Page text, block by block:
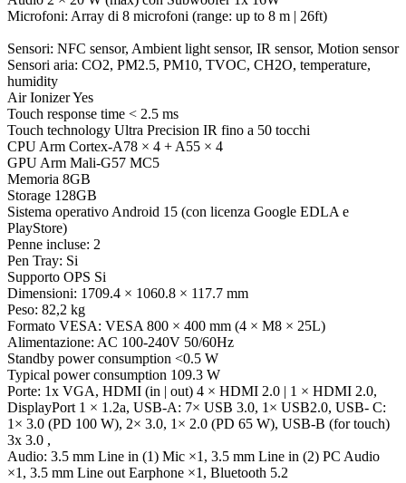
Microfoni: Array di 8 microfoni (range: up to 8 m | 26ft)
Sensori: NFC sensor, Ambient light sensor, IR sensor, Motion sensor
Sensori aria: CO2, PM2.5, PM10, TVOC, CH2O, temperature,
humidity
Air Ionizer Yes
Touch response time < 2.5 ms
Touch technology Ultra Precision IR fino a 50 tocchi
CPU Arm Cortex-A78 × 4 + A55 × 4
GPU Arm Mali-G57 MC5
Memoria 8GB
Storage 128GB
Sistema operativo Android 15 (con licenza Google EDLA e
PlayStore)
Penne incluse: 2
Pen Tray: Si
Supporto OPS Si
Dimensioni: 1709.4 × 1060.8 × 117.7 mm
Peso: 82,2 kg
Formato VESA: VESA 800 × 400 mm (4 × M8 × 25L)
Alimentazione: AC 100-240V 50/60Hz
Standby power consumption <0.5 W
Typical power consumption 109.3 W
Porte: 1x VGA, HDMI (in | out) 4 × HDMI 2.0 | 1 × HDMI 2.0,
DisplayPort 1 × 1.2a, USB-A: 7× USB 3.0, 1× USB2.0, USB- C:
1× 3.0 (PD 100 W), 2× 3.0, 1× 2.0 (PD 65 W), USB-B (for touch)
3x 3.0 ,
Audio: 3.5 mm Line in (1) Mic ×1, 3.5 mm Line in (2) PC Audio
×1, 3.5 mm Line out Earphone ×1, Bluetooth 5.2